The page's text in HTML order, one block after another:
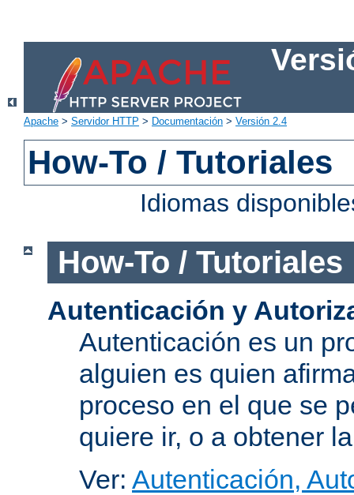
Apache > Servidor HTTP > Documentación > Versión 2.4
How-To / Tutoriales
Idiomas
How-To / Tutoriales
Autenticación y
Autenticación es un
alguien es quien
proceso en el que se
quiere ir, o a obtener
Ver: Autenticación,